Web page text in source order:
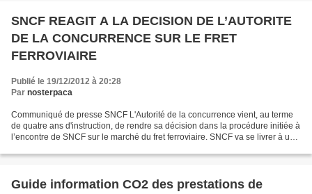
SNCF REAGIT A LA DECISION DE L’AUTORITE
DE LA CONCURRENCE SUR LE FRET
FERROVIAIRE
Publié le 19/12/2012 à 20:28
Par nosterpaca
Communiqué de presse SNCF L'Autorité de la concurrence vient, au terme
de quatre ans d'instruction, de rendre sa décision dans la procédure initiée à
l’encontre de SNCF sur le marché du fret ferroviaire. SNCF va se livrer à une
Guide information CO2 des prestations de